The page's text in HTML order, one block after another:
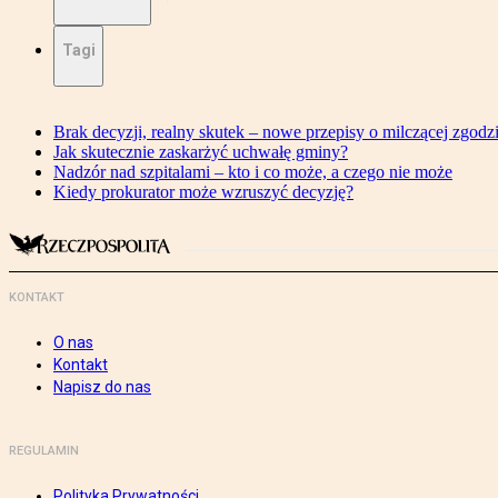
Tagi
Brak decyzji, realny skutek – nowe przepisy o milczącej
Jak skutecznie zaskarżyć uchwałę gminy?
Nadzór nad szpitalami – kto i co może, a czego nie może
Kiedy prokurator może wzruszyć decyzję?
KONTAKT
O nas
Kontakt
Napisz do nas
REGULAMIN